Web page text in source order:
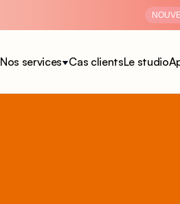
Nos services Cas clientsLe studio